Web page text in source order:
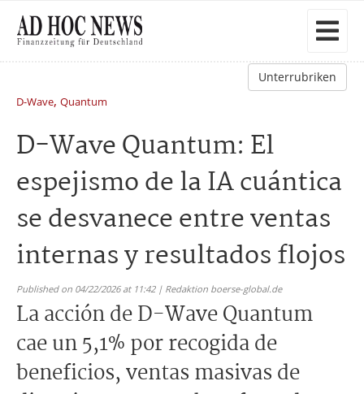
Unterrubriken
D-Wave, Quantum
D-Wave Quantum: El
espejismo de la IA cuántica
se desvanece entre ventas
internas y resultados flojos
Published on 04/22/2026 at 11:42 | Redaktion boerse-global.de
La acción de D-Wave Quantum
cae un 5,1% por recogida de
beneficios, ventas masivas de